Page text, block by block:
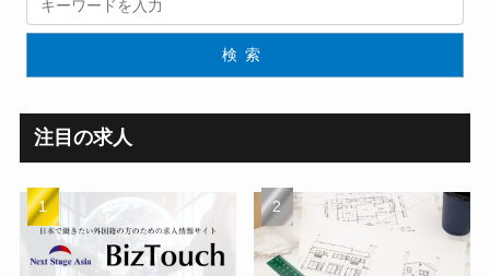
検索
注目の求人